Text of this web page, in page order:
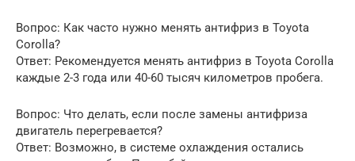
Вопрос: Как часто нужно менять антифриз в Toyota
Corolla?
Ответ: Рекомендуется менять антифриз в Toyota Corolla
каждые 2-3 года или 40-60 тысяч километров пробега.
Вопрос: Что делать, если после замены антифриза
двигатель перегревается?
Ответ: Возможно, в системе охлаждения остались